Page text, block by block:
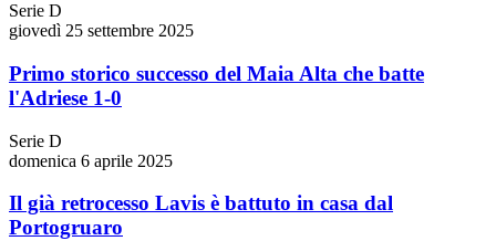
Serie D
giovedì 25 settembre 2025
Primo storico successo del Maia Alta che batte
l'Adriese 1-0
Serie D
domenica 6 aprile 2025
Il già retrocesso Lavis è battuto in casa dal
Portogruaro